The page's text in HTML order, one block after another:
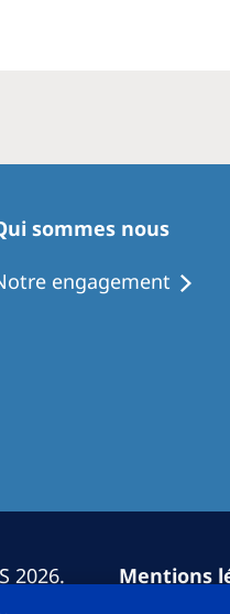
sommes nous
engagement
2026.
Mentions